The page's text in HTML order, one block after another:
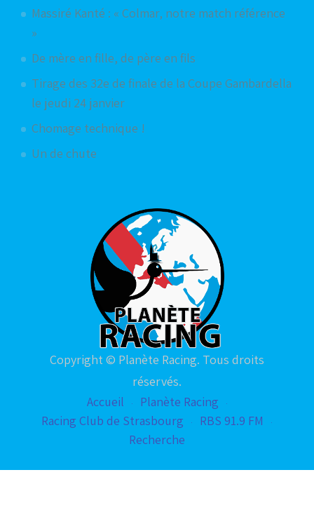
Massiré Kanté : « Colmar, notre match référence
»
De mère en fille, de père en fils
Tirage des 32e de finale de la Coupe Gambardella
le jeudi 24 janvier
Chomage technique !
Un de chute
Copyright © Planète Racing. Tous droits
réservés.
Accueil
Planète Racing
Racing Club de Strasbourg
RBS 91.9 FM
Recherche